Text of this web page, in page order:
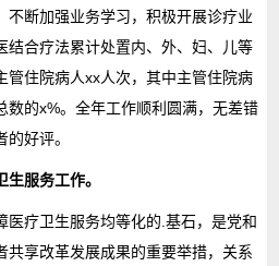
不断加强业务学习，积极开展诊疗业
结合疗法累计处置内、外、妇、儿等
管住院病人xx人次，其中主管住院病
数的x%。全年工作顺利圆满，无差错
好评。
服务工作。
医疗卫生服务均等化的.基石，是党和
共享改革发展成果的重要举措，关系